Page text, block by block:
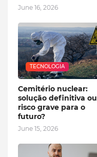
June 16, 2026
TECNOLOGIA
Cemitério nuclear:
solução definitiva ou
risco grave para o
futuro?
June 15, 2026